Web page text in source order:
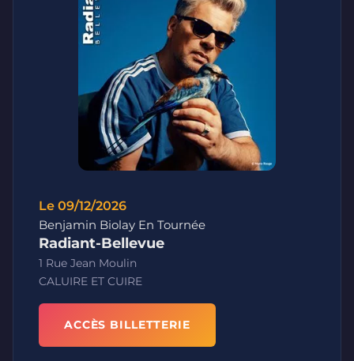
Le 09/12/2026
Benjamin Biolay En Tournée
Radiant-Bellevue
1 Rue Jean Moulin
CALUIRE ET CUIRE
ACCÈS BILLETTERIE